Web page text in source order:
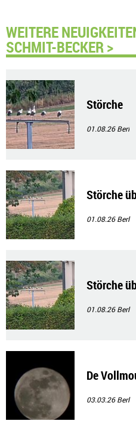
WEITERE
SCHMIT-BECKER >
Störche
01.08.26Berl
Störche
01.08.26Berl
Störche
01.08.26Berl
De
03.03.26Berl